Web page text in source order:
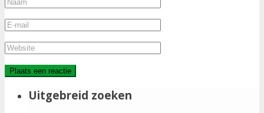
Uitgebreid zoeken